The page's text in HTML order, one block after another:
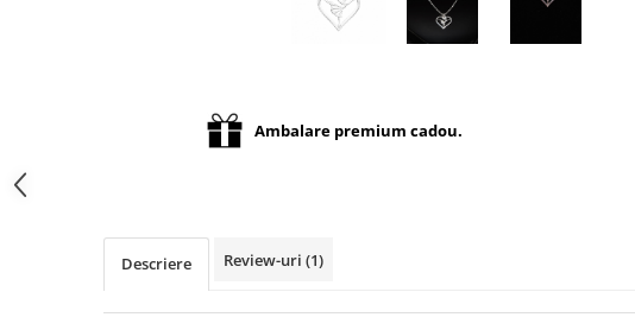
Ambalare premium cadou.
Descriere Review-uri (1)